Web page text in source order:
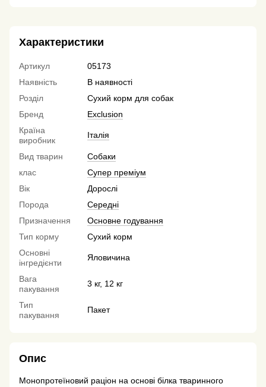
Характеристики
Артикул
05173
Наявність
В наявності
Розділ
Сухий корм для собак
Бренд
Exclusion
Країна
виробник
Італія
Вид тварин
Собаки
клас
Супер преміум
Вік
Дорослі
Порода
Середні
Призначення
Основне годування
Тип корму
Сухий корм
Основні
інгредієнти
Яловичина
Вага
пакування
3 кг, 12 кг
Тип
пакування
Пакет
Опис
Монопротеїновий раціон на основі білка тваринного